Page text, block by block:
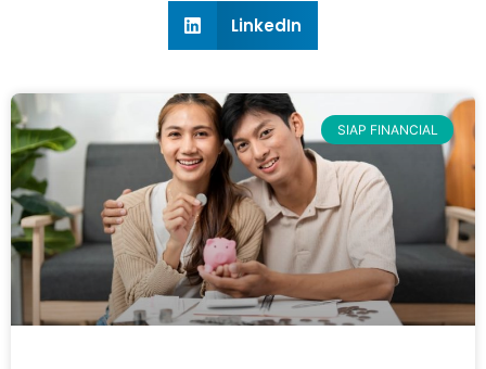
LinkedIn
SIAP FINANCIAL